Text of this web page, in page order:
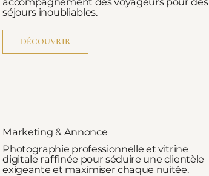
séjours inoubliables.
DÉCOUVRIR
Marketing & Annonce
Photographie professionnelle et vitrine
digitale raffinée pour séduire une clientèle
exigeante et maximiser chaque nuitée.